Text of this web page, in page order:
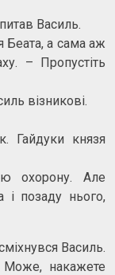
Василь.
Беата, а сама аж
– Пропустіть
візникові.
Гайдуки князя
охорону. Але
і позаду нього,
Василь.
Може, накажете